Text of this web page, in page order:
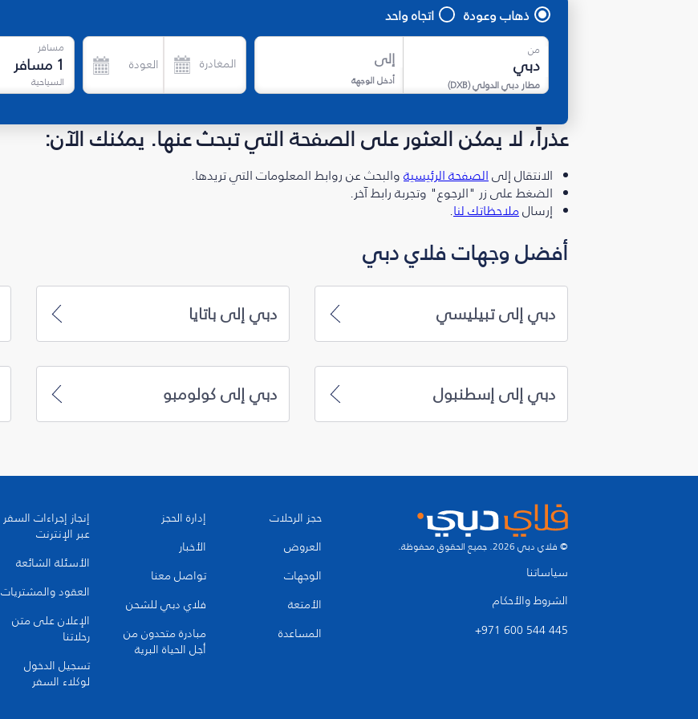
ذهاب وعودة اتجاه واحد
من
مطار دبي الدولي(
DXB
)
إلى
أدخل الوجهة
المغادرة العودة
مسافر
1 مسافر
السياحية
عذراً، لا يمكن العثور على الصفحة التي تبحث عنها. يمكنك الآن:
الانتقال إلى الصفحة الرئيسية والبحث عن روابط المعلومات التي تريدها.
الضغط على زر "الرجوع" وتجربة رابط آخر.
إرسالملاحظاتك لنا.
أفضل وجهات فلاي دبي
دبي إلى تبيليسي دبي إلى باتايا
دبي إلى إسطنبول دبي إلى كولومبو
© فلاي دبي 2026. جميع الحقوق محفوظة.
سياساتنا
الشروط والأحكام
+971 600 544 445
حجز الرحلات
العروض
الوجهات
الأمتعة
المساعدة
إدارة الحجز
الأخبار
تواصل معنا
فلاي دبي للشحن
مبادرة متحدون من
أجل الحياة البرية
إنجاز إجراءات السفر
عبر الإنترنت
الأسئلة الشائعة
العقود والمشتريات
الإعلان على متن
رحلاتنا
تسجيل الدخول
لوكلاء السفر